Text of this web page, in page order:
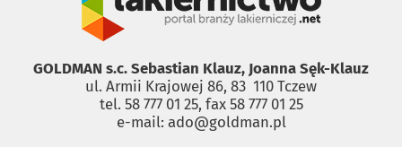
GOLDMAN s.c. Sebastian Klauz, Joanna Sęk-Klauz
ul. Armii Krajowej 86, 83 ­ 110 Tczew
tel. 58 777 01 25, fax 58 777 01 25
e-mail: ado@goldman.pl